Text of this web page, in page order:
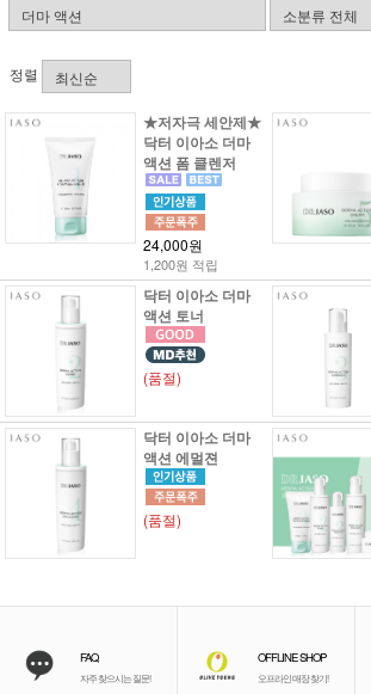
정렬
★저자극 세안제★
닥터 이아소 더마
액션 폼 클렌저
24,000원
1,200원 적립
닥터 이아소 더마
액션 토너
(품절)
닥터 이아소 더마
액션 에멀젼
(품절)
FAQ
자주 찾으시는 질문!
OFFLINE SHOP
오프라인 매장 찾기!